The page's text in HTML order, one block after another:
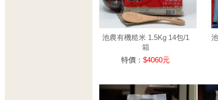
池農有機糙米 1.5Kg 14包/1
箱
特價： $4060元